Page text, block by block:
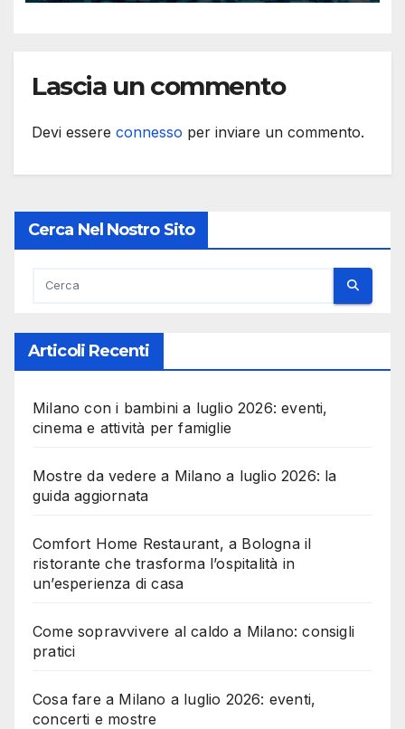
Lascia un commento
Devi essere connesso per inviare un commento.
Cerca Nel Nostro Sito
Articoli Recenti
Milano con i bambini a luglio 2026: eventi,
cinema e attività per famiglie
Mostre da vedere a Milano a luglio 2026: la
guida aggiornata
Comfort Home Restaurant, a Bologna il
ristorante che trasforma l’ospitalità in
un’esperienza di casa
Come sopravvivere al caldo a Milano: consigli
pratici
Cosa fare a Milano a luglio 2026: eventi,
concerti e mostre